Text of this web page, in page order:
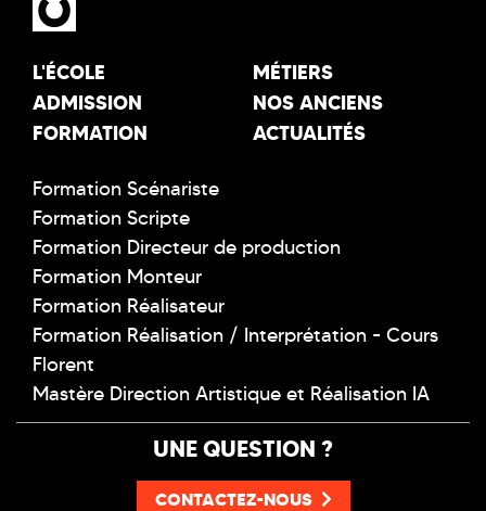
L'ÉCOLE
ADMISSION
FORMATION
MÉTIERS
NOS ANCIENS
ACTUALITÉS
Formation Scénariste
Formation Scripte
Formation Directeur de production
Formation Monteur
Formation Réalisateur
Formation Réalisation / Interprétation - Cours
Florent
Mastère Direction Artistique et Réalisation IA
UNE QUESTION ?
CONTACTEZ-NOUS